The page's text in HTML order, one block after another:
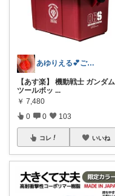
あゆりえる💕ご購入感謝感謝ですっ‼️
【あす楽】 機動戦士 ガンダム
ツールボッ ...
￥ 7,480
0 0 103
コレ いいね